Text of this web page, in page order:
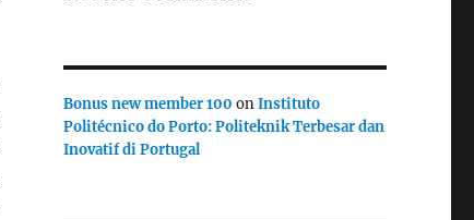
Bonus new member 100 onInstituto
Politécnico do Porto: Politeknik Terbesar dan
Inovatif di Portugal